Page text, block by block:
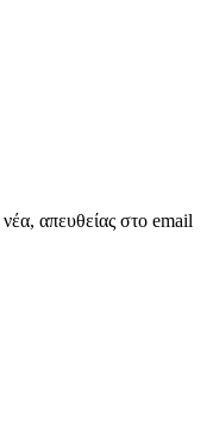
απευθείας στο email